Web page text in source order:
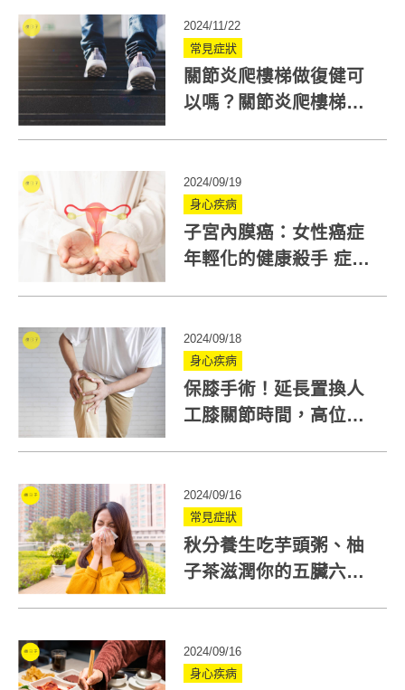
2024/11/22
常見症狀
關節炎爬樓梯做復健可
以嗎？關節炎爬樓梯適
2024/09/19
身心疾病
子宮內膜癌：女性癌症
年輕化的健康殺手 症
2024/09/18
身心疾病
保膝手術！延長置換人
工膝關節時間，高位脛
2024/09/16
常見症狀
秋分養生吃芋頭粥、柚
子茶滋潤你的五臟六
2024/09/16
身心疾病